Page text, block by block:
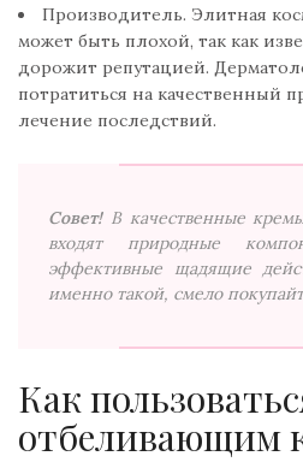
Производитель. Элитная
может быть плохой, так как
дорожит репутацией.
потратиться на качественный
лечение последствий.
Совет! В качественные
входят природные
эффективные щадящие
именно такой, смело
Как
отбеливающим